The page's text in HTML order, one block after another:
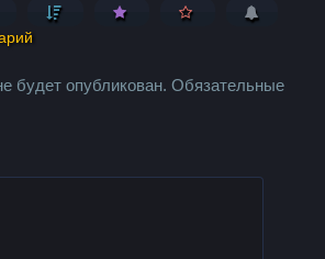
будет опубликован. Обязательные